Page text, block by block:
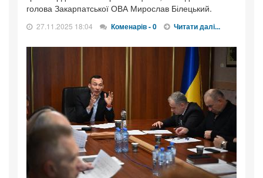
голова Закарпатської ОВА Мирослав Білецький.
27.11.2025 18:04 Коменарів - 0 Читати далі...